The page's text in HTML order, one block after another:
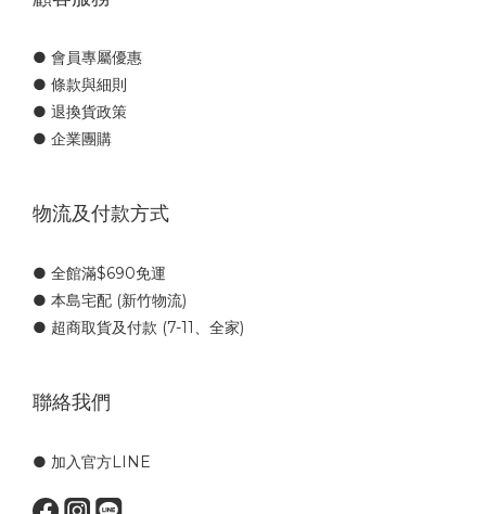
● 會員專屬優惠
● 條款與細則
● 退換貨政策
● 企業團購
物流及付款方式
● 全館滿$690免運
● 本島宅配 (新竹物流)
● 超商取貨及付款 (7-11、全家)
聯絡我們
● 加入官方LINE